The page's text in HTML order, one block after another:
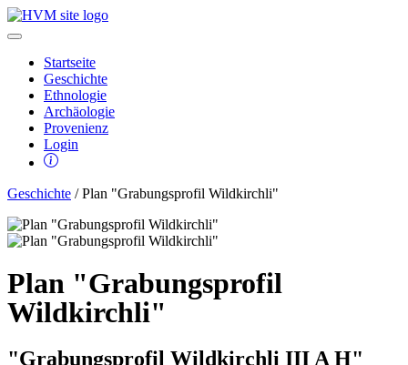
Startseite
Geschichte
Ethnologie
Archäologie
Provenienz
Login
Geschichte / Plan "Grabungsprofil Wildkirchli"
Plan "Grabungsprofil
Wildkirchli"
"Grabungsprofil Wildkirchli III A H"